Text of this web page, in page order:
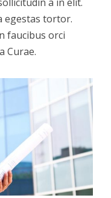
egestas tortor.
faucibus orci
Curae.